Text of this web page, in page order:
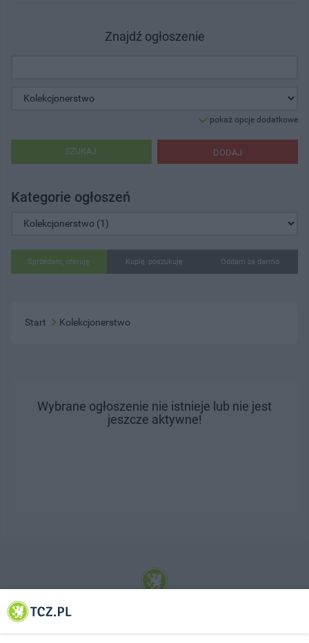
Znajdź ogłoszenie
pokaż opcje dodatkowe
DODAJ
SZUKAJ
Kategorie ogłoszeń
Sprzedam, oferuję Kupię, poszukuję Oddam za darmo
Start Kolekcjonerstwo
Wybrane ogłoszenie nie istnieje lub nie jest
jeszcze aktywne!
© 2001-2026 Tczew - TCZ.PL Sp. z o.o. Internetowy Serwis Informacyjny Miasta